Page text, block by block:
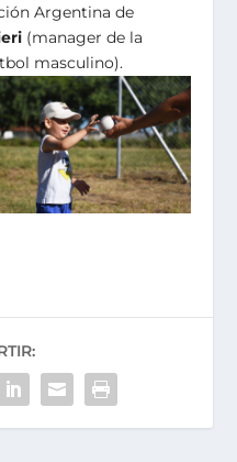
Argentina de
(manager de la
masculino).